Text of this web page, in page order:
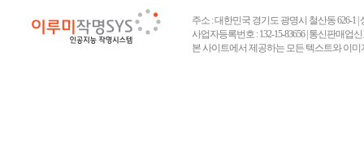
주소 : 대한민국 경기도 광명시 철산동 626-1 |
사업자등록번호 : 132-15-83656 | 통신판매업
본 사이트에서 제공하는 모든 텍스트와 이